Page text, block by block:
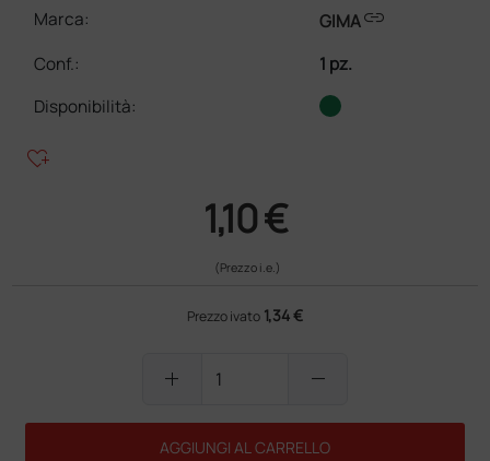
Marca:
GIMAlink
Conf.:
1 pz.
Disponibilità:
heart_plus
1,10 €
(Prezzo i.e.)
Prezzo ivato 1,34 €
add remove
AGGIUNGI AL CARRELLO